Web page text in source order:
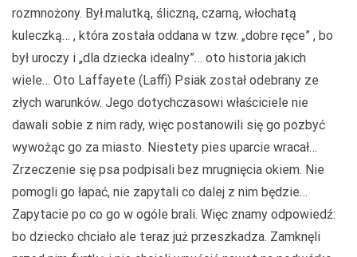
rozmnożony. Był.malutką, śliczną, czarną, włochatą
kuleczką… , która została oddana w tzw. „dobre ręce” , bo
był uroczy i „dla dziecka idealny”… oto historia jakich
wiele… Oto Laffayete (Laffi) Psiak został odebrany ze
złych warunków. Jego dotychczasowi właściciele nie
dawali sobie z nim rady, więc postanowili się go pozbyć
wywożąc go za miasto. Niestety pies uparcie wracał…
Zrzeczenie się psa podpisali bez mrugnięcia okiem. Nie
pomogli go łapać, nie zapytali co dalej z nim będzie…
Zapytacie po co go w ogóle brali. Więc znamy odpowiedź:
bo dziecko chciało ale teraz już przeszkadza. Zamknęli